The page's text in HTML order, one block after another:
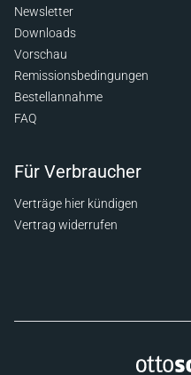
Newsletter
Downloads
Vorschau
Remissionsbedingungen
Bestellannahme
FAQ
Für Verbraucher
Verträge hier kündigen
Vertrag widerrufen